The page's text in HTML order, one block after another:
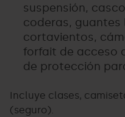
suspensión,
coderas, guantes
cortavientos,
forfait de acceso
de protección
Incluye clases,
(seguro).